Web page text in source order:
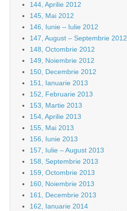
144, Aprilie 2012
145, Mai 2012
146, Iunie – Iulie 2012
147, August – Septembrie 2012
148, Octombrie 2012
149, Noiembrie 2012
150, Decembrie 2012
151, Ianuarie 2013
152, Februarie 2013
153, Martie 2013
154, Aprilie 2013
155, Mai 2013
156, Iunie 2013
157, Iulie – August 2013
158, Septembrie 2013
159, Octombrie 2013
160, Noiembrie 2013
161, Decembrie 2013
162, Ianuarie 2014